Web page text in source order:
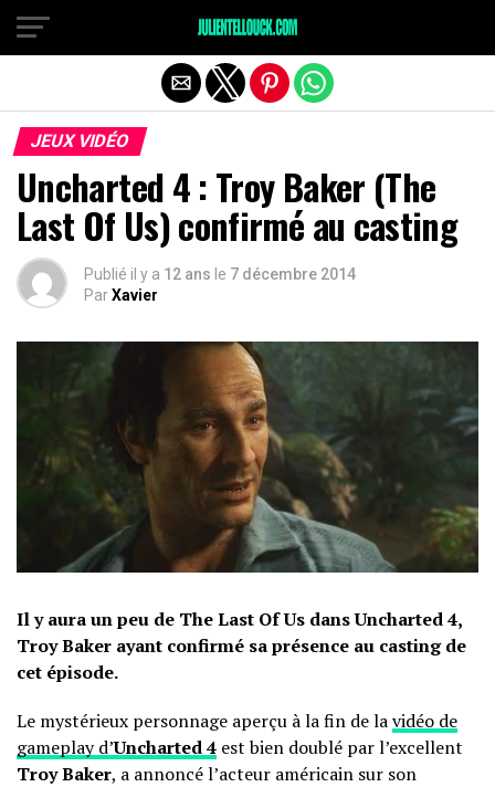
JEUX VIDÉO
Uncharted 4 : Troy Baker (The
Last Of Us) confirmé au casting
Publié il y a 12 ans le 7 décembre 2014
ParXavier
Il y aura un peu de The Last Of Us dans Uncharted 4,
Troy Baker ayant confirmé sa présence au casting de
cet épisode.
Le mystérieux personnage aperçu à la fin de lavidéo de
gameplay d’Uncharted 4 est bien doublé par l’excellent
Troy Baker, a annoncé l’acteur américain sur son